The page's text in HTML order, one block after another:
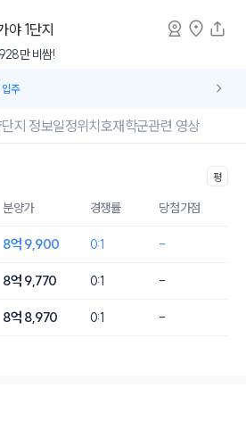
야 1단지
928만 비쌈!
주
단지 정보일정위치호재학군관련 영상
평
분양가 경쟁률 당첨가점
8억 9,900 0:1 -
8억 9,770 0:1 -
8억 8,970 0:1 -